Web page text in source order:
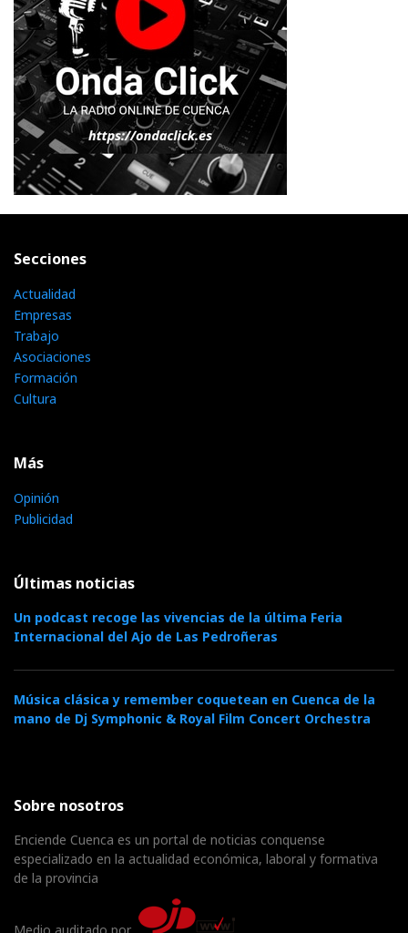
Secciones
Actualidad
Empresas
Trabajo
Asociaciones
Formación
Cultura
Más
Opinión
Publicidad
Últimas noticias
Un podcast recoge las vivencias de la última Feria
Internacional del Ajo de Las Pedroñeras
Música clásica y remember coquetean en Cuenca de la
mano de Dj Symphonic & Royal Film Concert Orchestra
Sobre nosotros
Enciende Cuenca es un portal de noticias conquense
especializado en la actualidad económica, laboral y formativa
de la provincia